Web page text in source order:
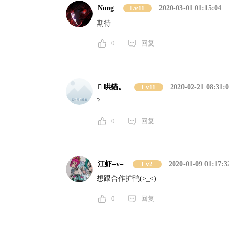
Nong Lv11
2020-03-01 01:15:04
期待
0 回复
 哄貓。 Lv11
2020-02-21
?
0 回复
江虾=v= Lv2
2020-01-09
想跟合作扩鸭(>_<)
0 回复